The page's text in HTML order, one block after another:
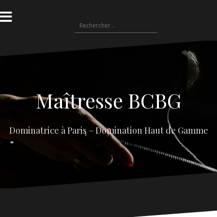
au
contenu
Rechercher :
Maîtresse BCBG
Dominatrice à Paris – Domination Haut de Gamme